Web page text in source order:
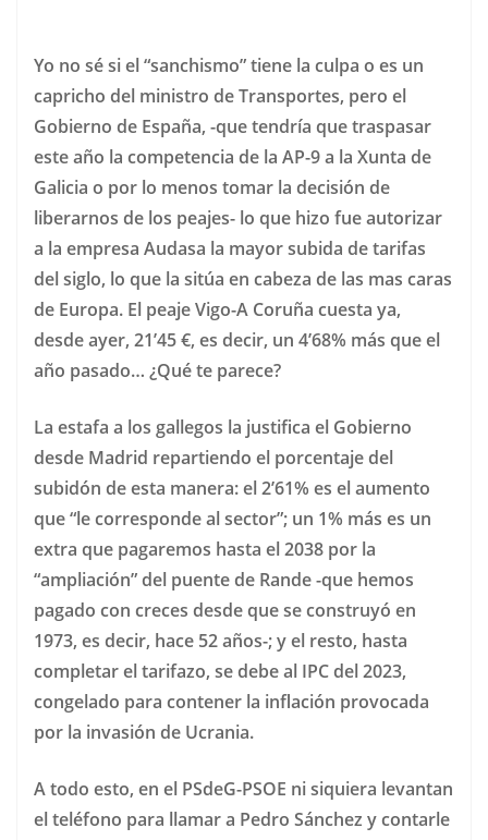
Yo no sé si el “sanchismo” tiene la culpa o es un
capricho del ministro de Transportes, pero el
Gobierno de España, -que tendría que traspasar
este año la competencia de la AP-9 a la Xunta de
Galicia o por lo menos tomar la decisión de
liberarnos de los peajes- lo que hizo fue autorizar
a la empresa Audasa la mayor subida de tarifas
del siglo, lo que la sitúa en cabeza de las mas caras
de Europa. El peaje Vigo-A Coruña cuesta ya,
desde ayer, 21’45 €, es decir, un 4’68% más que el
año pasado… ¿Qué te parece?
La estafa a los gallegos la justifica el Gobierno
desde Madrid repartiendo el porcentaje del
subidón de esta manera: el 2’61% es el aumento
que “le corresponde al sector”; un 1% más es un
extra que pagaremos hasta el 2038 por la
“ampliación” del puente de Rande -que hemos
pagado con creces desde que se construyó en
1973, es decir, hace 52 años-; y el resto, hasta
completar el tarifazo, se debe al IPC del 2023,
congelado para contener la inflación provocada
por la invasión de Ucrania.
A todo esto, en el PSdeG-PSOE ni siquiera levantan
el teléfono para llamar a Pedro Sánchez y contarle